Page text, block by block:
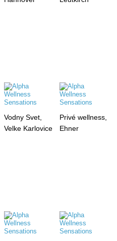
Vodny Svet,
Velke Karlovice
Privé wellness,
Ehner